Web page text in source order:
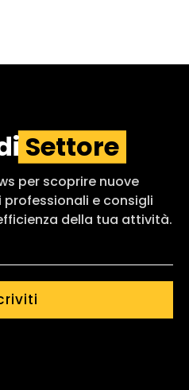
Settore
per scoprire nuove
e consigli
della tua attività.